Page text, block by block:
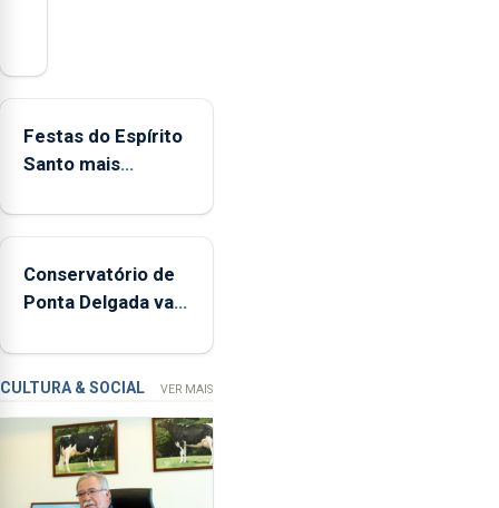
mais
ocorrências
e
inspeções
relacionadas
a
apanha
ilegal
lapas
Festas do Espírito
Santo mais
Conservatório de
Ponta Delgada vai
instrumentos
CULTURA & SOCIAL VER MAIS